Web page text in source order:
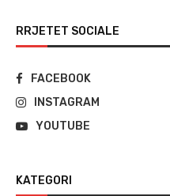
RRJETET SOCIALE
FACEBOOK
INSTAGRAM
YOUTUBE
KATEGORI